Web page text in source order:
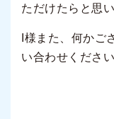
ただけたらと思
I様また、何かご
い合わせくださ